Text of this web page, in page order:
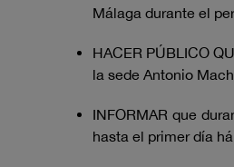
Málaga durante el
HACER PÚBLICO
la sede Antonio
INFORMAR que
hasta el primer día